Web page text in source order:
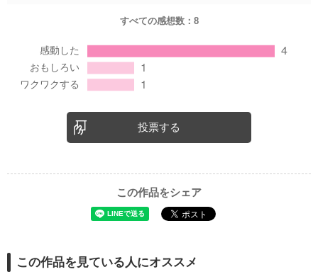
すべての感想数： 8
投票する
この作品をシェア
この作品を見ている人にオススメ